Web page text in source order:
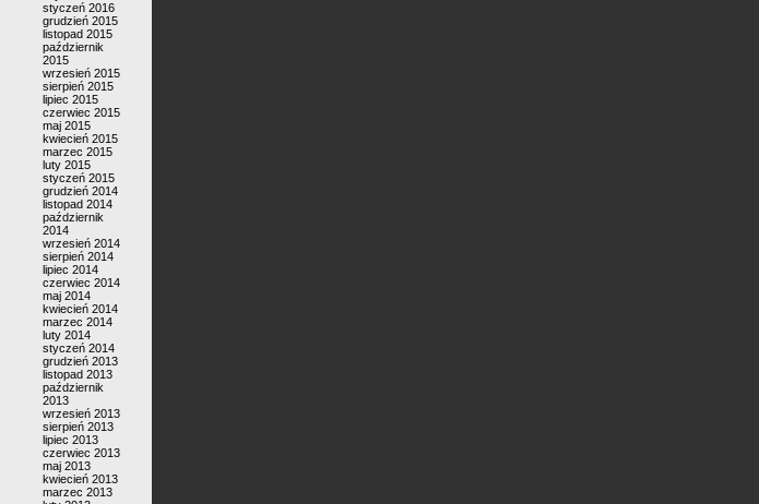
styczeń 2016
grudzień 2015
listopad 2015
październik
2015
wrzesień 2015
sierpień 2015
lipiec 2015
czerwiec 2015
maj 2015
kwiecień 2015
marzec 2015
luty 2015
styczeń 2015
grudzień 2014
listopad 2014
październik
2014
wrzesień 2014
sierpień 2014
lipiec 2014
czerwiec 2014
maj 2014
kwiecień 2014
marzec 2014
luty 2014
styczeń 2014
grudzień 2013
listopad 2013
październik
2013
wrzesień 2013
sierpień 2013
lipiec 2013
czerwiec 2013
maj 2013
kwiecień 2013
marzec 2013